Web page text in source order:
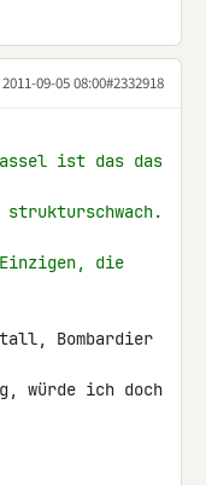
2011-09-05 08:00#2332918
ist das das
die
Bombardier
würde ich doch